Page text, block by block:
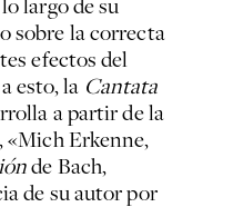
largo de su
sobre la correcta
efectos del
esto, la Cantata
a partir de la
«Mich Erkenne,
de Bach,
de su autor por